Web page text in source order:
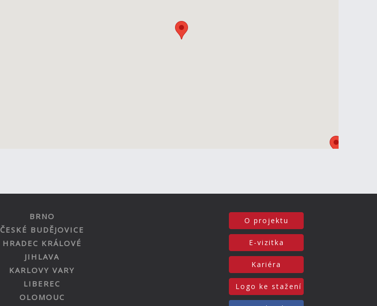
BRNO
ČESKÉ BUDĚJOVICE
HRADEC KRÁLOVÉ
JIHLAVA
KARLOVY VARY
LIBEREC
OLOMOUC
O projektu
E-vizitka
Kariéra
Logo ke stažení